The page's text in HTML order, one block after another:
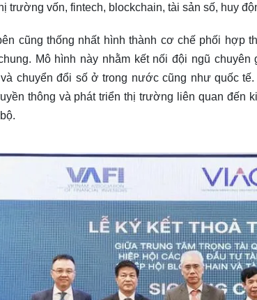
trường vốn, fintech, blockchain, tài sản số, huy
cũng thống nhất hình thành cơ chế phối hợp
Mô hình này nhằm kết nối đội ngũ
chuyển đổi số ở trong nước cũng như quốc
thông và phát triển thị trường liên quan đến